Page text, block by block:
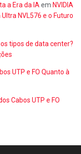
a Era da IA em NVIDIA
NVL576 e o Futuro
tipos de data center?
UTP e FO Quanto à
Cabos UTP e FO